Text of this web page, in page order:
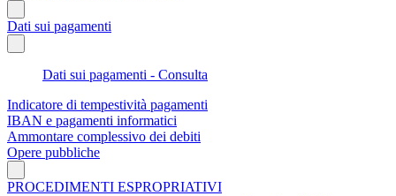
Dati sui pagamenti
Dati sui pagamenti - Consulta
Indicatore di tempestività pagamenti
IBAN e pagamenti informatici
Ammontare complessivo dei debiti
Opere pubbliche
PROCEDIMENTI ESPROPRIATIVI